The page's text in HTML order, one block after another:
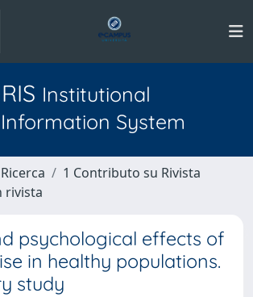
Institutional
System
1 Contributo su Rivista
rivista
psychological effects of
in healthy populations.
study